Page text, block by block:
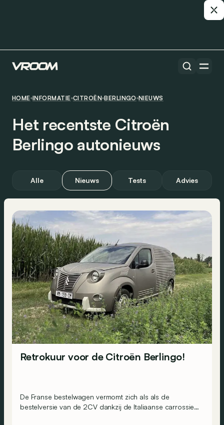
HOME INFORMATIE CITROËN BERLINGO NIEUWS
Het recentste Citroën
Berlingo autonieuws
Alle Nieuws Tests Advies
Retrokuur voor de Citroën Berlingo!
De Franse bestelwagen vermomt zich als als de
bestelversie van de 2CV dankzij de Italiaanse carrossier